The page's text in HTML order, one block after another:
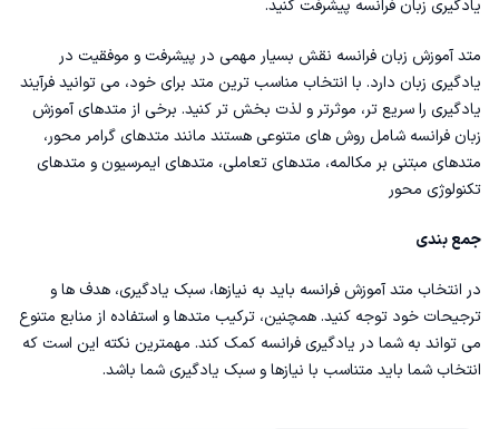
یادگیری زبان فرانسه پیشرفت کنید.
متد آموزش زبان فرانسه نقش بسیار مهمی در پیشرفت و موفقیت در
یادگیری زبان دارد. با انتخاب مناسب ترین متد برای خود، می توانید فرآیند
یادگیری را سریع تر، موثرتر و لذت بخش تر کنید. برخی از متدهای آموزش
زبان فرانسه شامل روش های متنوعی هستند مانند متدهای گرامر محور،
متدهای مبتنی بر مکالمه، متدهای تعاملی، متدهای ایمرسیون و متدهای
تکنولوژی محور
جمع بندی
در انتخاب متد آموزش فرانسه باید به نیازها، سبک یادگیری، هدف ها و
ترجیحات خود توجه کنید. همچنین، ترکیب متدها و استفاده از منابع متنوع
می تواند به شما در یادگیری فرانسه کمک کند. مهمترین نکته این است که
انتخاب شما باید متناسب با نیازها و سبک یادگیری شما باشد.